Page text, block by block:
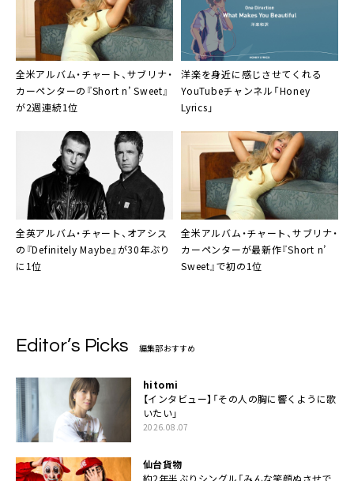
全米アルバム・チャート、サブリナ・
カーペンターの『Short n’ Sweet』
が2週連続1位
洋楽を身近に感じさせてくれる
YouTubeチャンネル「Honey
Lyrics」
全英アルバム・チャート、オアシス
の『Definitely Maybe』が30年ぶり
に1位
全米アルバム・チャート、サブリナ・
カーペンターが最新作『Short n’
Sweet』で初の1位
Editor’s Picks 編集部おすすめ
hitomi
【インタビュー】「その人の胸に響くように歌
いたい」
2026.08.07
仙台貨物